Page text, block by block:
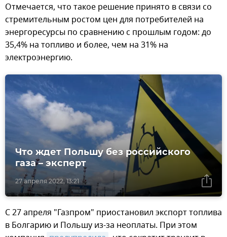
Отмечается, что такое решение принято в связи со
стремительным ростом цен для потребителей на
энергоресурсы по сравнению с прошлым годом: до
35,4% на топливо и более, чем на 31% на
электроэнергию.
27 апреля 2022, 13:21
Что ждет Польшу без российского
газа – эксперт
C 27 апреля "Газпром" приостановил экспорт топлива
в Болгарию и Польшу из-за неоплаты. При этом